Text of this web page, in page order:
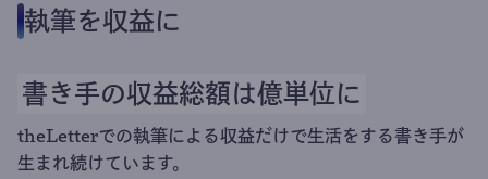
執筆を収益に
書き手の収益総額は億単位に
theLetterでの執筆による収益だけで生活をする書き手が
生まれ続けています。